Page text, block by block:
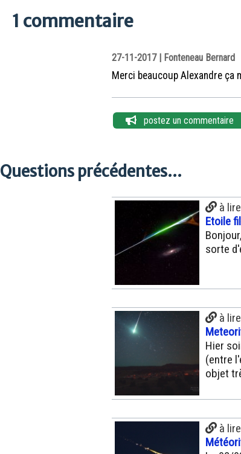
1 commentaire
27-11-2017 | Fonteneau Bernard
Merci beaucoup Alexandre
postez un commentaire
Questions précédentes...
à
Etoile
sorte
à
Hier
(entre
objet
à